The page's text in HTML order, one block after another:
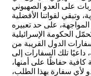
على العدو الصهيوني
لقواتنا الأفضلية
الحكومة الإسرائيلية
الدول القريبة من
داعيًا تلك السفارات إلى
كافية حفاظًا على أمنها،
لأي سفارة بهذا الطلب،